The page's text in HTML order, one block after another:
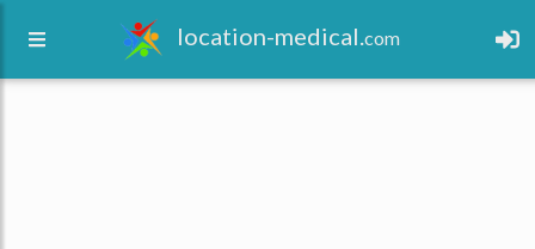
location-medical.com